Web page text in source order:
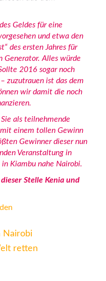
Geldes für eine
und etwa den
des ersten Jahres für
Generator. Alles würde
2016 sogar noch
zuzutrauen ist das dem
wir damit die noch
als teilnehmende
einem tollen Gewinn
Gewinner dieser nun
Veranstaltung in
Kiambu nahe Nairobi.
Stelle Kenia und
Nairobi
retten